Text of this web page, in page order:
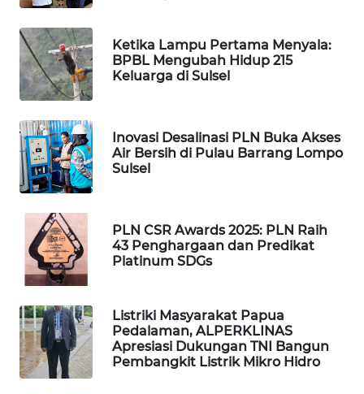
Ketika Lampu Pertama Menyala:
BPBL Mengubah Hidup 215
Keluarga di Sulsel
Inovasi Desalinasi PLN Buka Akses
Air Bersih di Pulau Barrang Lompo
Sulsel
PLN CSR Awards 2025: PLN Raih
43 Penghargaan dan Predikat
Platinum SDGs
Listriki Masyarakat Papua
Pedalaman, ALPERKLINAS
Apresiasi Dukungan TNI Bangun
Pembangkit Listrik Mikro Hidro
KONSUMEN
FORWAMKI
ALPERKLINAS
FORJASIDA
TAMBANG
NEWS
SITUNGIR
NEWS
NEWS
SIBARAGAS
NEWS